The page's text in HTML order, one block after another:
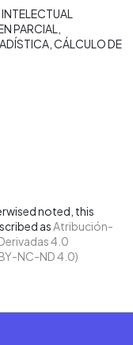
PARCIAL
CÁLCULO DE
noted, this
asAtribución-
4.0
NC-ND 4.0)